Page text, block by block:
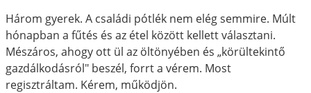
Három gyerek. A családi pótlék nem elég semmire. Múlt
hónapban a fűtés és az étel között kellett választani.
Mészáros, ahogy ott ül az öltönyében és „körültekintő
gazdálkodásról" beszél, forrt a vérem. Most
regisztráltam. Kérem, működjön.